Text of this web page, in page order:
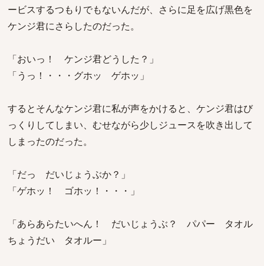
ービスするつもりでもないんだが、さらに足を広げ黒色を
ケンジ君にさらしたのだった。
「おいっ！ ケンジ君どうした？」
「うっ！・・・グホッ ゲホッ」
するとそんなケンジ君に私が声をかけると、ケンジ君はび
っくりしてしまい、むせながら少しジュースを吹き出して
しまったのだった。
「だっ だいじょうぶか？」
「ゲホッ！ ゴホッ！・・・」
「あらあらたいへん！ だいじょうぶ？ パパー タオル
ちょうだい タオルー」